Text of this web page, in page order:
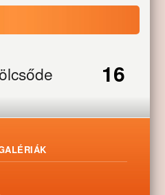
Elkezdődhet a bölcsőde16